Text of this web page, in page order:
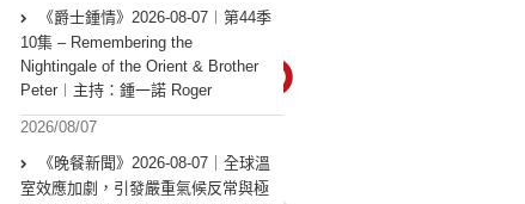
《爵士鍾情》2026-08-07︱第44季
10集 – Remembering the
Nightingale of the Orient & Brother
Peter︱主持：鍾一諾 Roger
2026/08/07
《晚餐新聞》2026-08-07｜全球溫
室效應加劇，引發嚴重氣候反常與極